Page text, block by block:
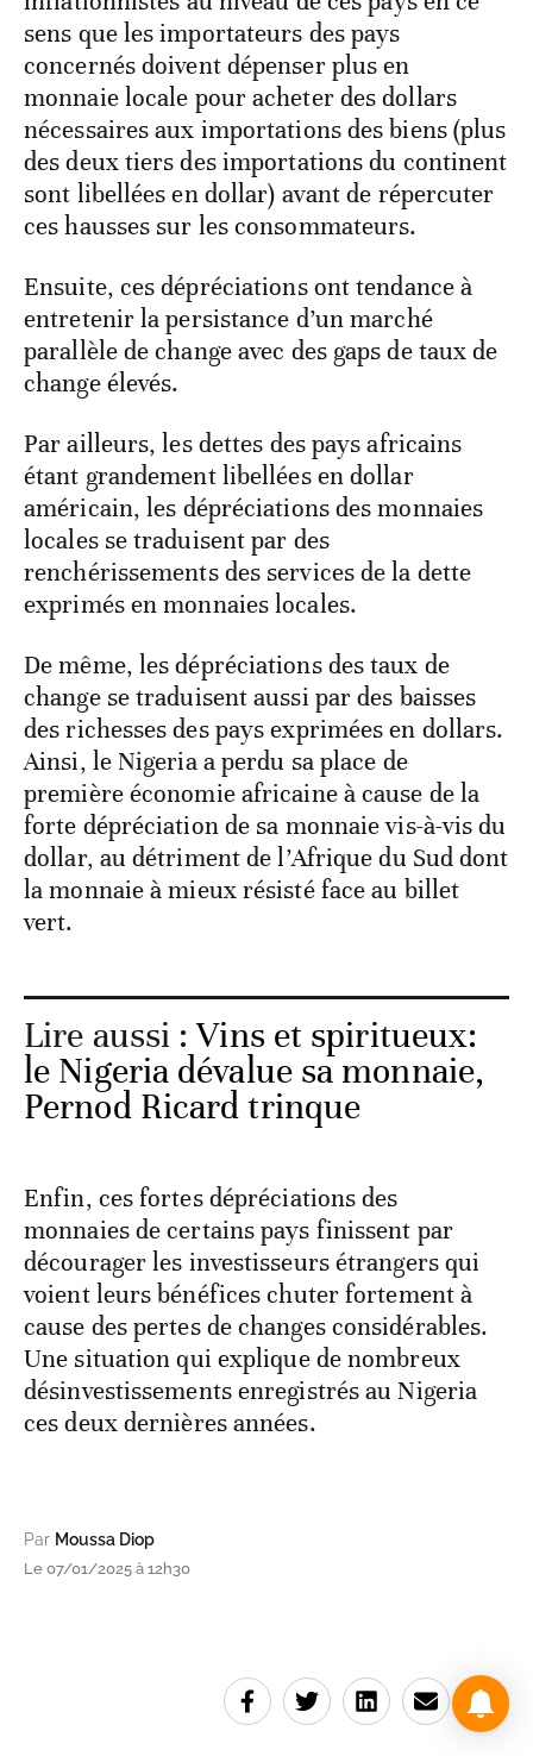
sens que les importateurs des pays
concernés doivent dépenser plus en
monnaie locale pour acheter des dollars
nécessaires aux importations des biens (plus
des deux tiers des importations du continent
sont libellées en dollar) avant de répercuter
ces hausses sur les consommateurs.
Ensuite, ces dépréciations ont tendance à
entretenir la persistance d’un marché
parallèle de change avec des gaps de taux de
change élevés.
Par ailleurs, les dettes des pays africains
étant grandement libellées en dollar
américain, les dépréciations des monnaies
locales se traduisent par des
renchérissements des services de la dette
exprimés en monnaies locales.
De même, les dépréciations des taux de
change se traduisent aussi par des baisses
des richesses des pays exprimées en dollars.
Ainsi, le Nigeria a perdu sa place de
première économie africaine à cause de la
forte dépréciation de sa monnaie vis-à-vis du
dollar, au détriment de l’Afrique du Sud dont
la monnaie à mieux résisté face au billet
vert.
Lire aussi :Vins et spiritueux:
le Nigeria dévalue sa monnaie,
Pernod Ricard trinque
Enfin, ces fortes dépréciations des
monnaies de certains pays finissent par
décourager les investisseurs étrangers qui
voient leurs bénéfices chuter fortement à
cause des pertes de changes considérables.
Une situation qui explique de nombreux
désinvestissements enregistrés au Nigeria
ces deux dernières années.
Par Moussa Diop
Le 07/01/2025 à 12h30